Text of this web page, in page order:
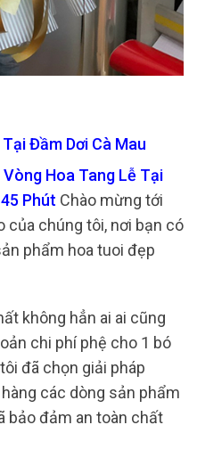
Đầm Dơi Cà Mau
Hoa Tang Lễ Tại
Phút Chào mừng tới
của chúng tôi, nơi bạn có
phẩm hoa tuoi đẹp
không hẳn ai ai cũng
chi phí phệ cho 1 bó
đã chọn giải pháp
các dòng sản phẩm
bảo đảm an toàn chất